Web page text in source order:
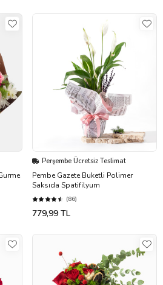
Perşembe Ücretsiz Teslimat
Pembe Gazete Buketli Polimer
Saksıda Spatifilyum
(86)
779,99 TL